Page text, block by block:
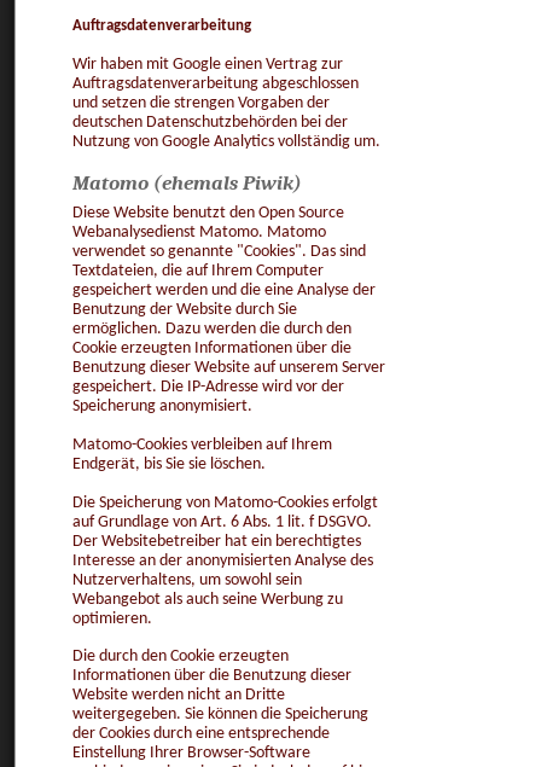
Auftragsdatenverarbeitung
Wir haben mit Google einen Vertrag zur
Auftragsdatenverarbeitung abgeschlossen
und setzen die strengen Vorgaben der
deutschen Datenschutzbehörden bei der
Nutzung von Google Analytics vollständig um.
Matomo (ehemals Piwik)
Diese Website benutzt den Open Source
Webanalysedienst Matomo. Matomo
verwendet so genannte "Cookies". Das sind
Textdateien, die auf Ihrem Computer
gespeichert werden und die eine Analyse der
Benutzung der Website durch Sie
ermöglichen. Dazu werden die durch den
Cookie erzeugten Informationen über die
Benutzung dieser Website auf unserem Server
gespeichert. Die IP-Adresse wird vor der
Speicherung anonymisiert.
Matomo-Cookies verbleiben auf Ihrem
Endgerät, bis Sie sie löschen.
Die Speicherung von Matomo-Cookies erfolgt
auf Grundlage von Art. 6 Abs. 1 lit. f DSGVO.
Der Websitebetreiber hat ein berechtigtes
Interesse an der anonymisierten Analyse des
Nutzerverhaltens, um sowohl sein
Webangebot als auch seine Werbung zu
optimieren.
Die durch den Cookie erzeugten
Informationen über die Benutzung dieser
Website werden nicht an Dritte
weitergegeben. Sie können die Speicherung
der Cookies durch eine entsprechende
Einstellung Ihrer Browser-Software